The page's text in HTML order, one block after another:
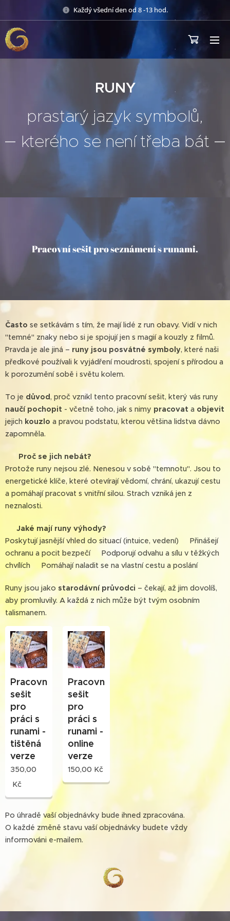
Každý všední den od 8 -13 hod.
RUNY
prastarý jazyk symbolů,
kterého se není třeba bát
✨🌿
Pracovní sešit pro seznámení s runami.
Často se setkávám s tím, že mají lidé z run obavy. Vidí v nich
"temné" znaky nebo si je spojují jen s magií a kouzly z filmů.
Pravda je ale jiná – runy jsou posvátné symboly, které naši
předkové používali k vyjádření moudrosti, spojení s přírodou a
k porozumění sobě i světu kolem. 🌌
To je důvod, proč vznikl tento pracovní sešit, který vás runy
naučí pochopit - včetně toho, jak s nimy pracovat a objevit
jejich kouzlo a pravou podstatu, kterou většina lidstva dávno
zapomněla.
Proč se jich nebát?
Protože runy nejsou zlé. Nenesou v sobě "temnotu". Jsou to
energetické klíče, které otevírají vědomí, chrání, ukazují cestu
a pomáhají pracovat s vnitřní silou. Strach vzniká jen z
neznalosti.
Jaké mají runy výhody?🔮
Poskytují jasnější vhled do situací (intuice, vedení)🌱 Přinášejí
ochranu a pocit bezpečí🔥 Podporují odvahu a sílu v těžkých
chvílích💎 Pomáhají naladit se na vlastní cestu a poslání
Runy jsou jako starodávní průvodci – čekají, až jim dovolíš,
aby promluvily. A každá z nich může být tvým osobním
talismanem. 🪄
Pracovní
sešit
pro
práci s
runami -
tištěná
verze
350,00
Kč
Pracovní
sešit
pro
práci s
runami -
online
verze
150,00 Kč
Po úhradě vaší objednávky bude ihned zpracována.
O každé změně stavu vaší objednávky budete vždy
informováni e-mailem.